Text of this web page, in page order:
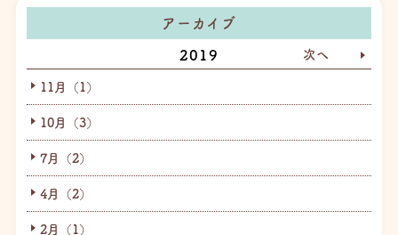
アーカイブ
2019 次へ
11月（1）
10月（3）
7月（2）
4月（2）
2月（1）